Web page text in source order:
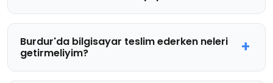
Burdur'da bilgisayar teslim ederken neleri
getirmeliyim?